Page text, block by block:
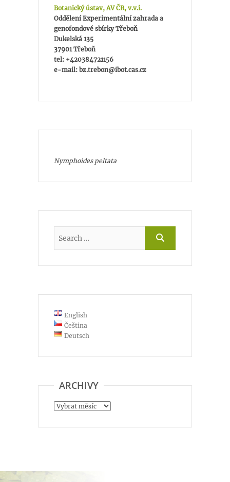
Botanický ústav, AV ČR, v.v.i.
Oddělení Experimentální zahrada a
genofondové sbírky Třeboň
Dukelská 135
37901 Třeboň
tel: +420384721156
e-mail: bz.trebon@ibot.cas.cz
Nymphoides peltata
English
Čeština
Deutsch
ARCHIVY
Archivy